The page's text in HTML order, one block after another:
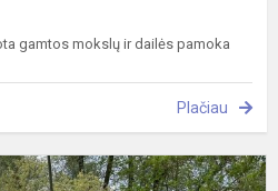
gamtos mokslų ir dailės pamoka
Plačiau